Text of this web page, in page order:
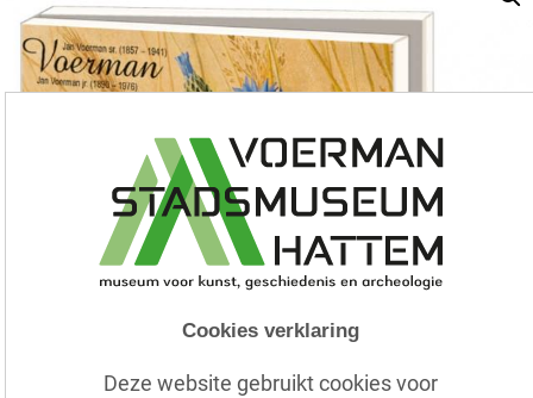
Cookies verklaring
Deze website gebruikt cookies voor